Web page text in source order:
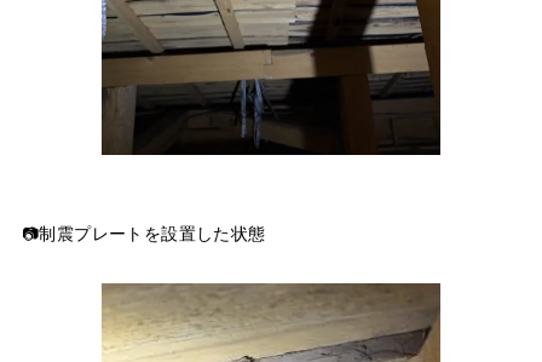
📷制震プレートを設置した状態